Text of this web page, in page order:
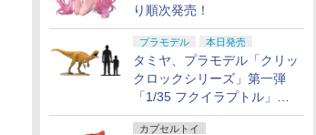
り順次発売！
プラモデル 本日発売
タミヤ、プラモデル「クリッ
クロックシリーズ」第一弾
「1/35 フクイラプトル」本
日発売！
カプセルトイ